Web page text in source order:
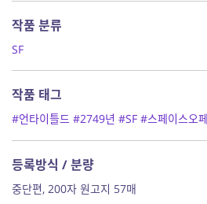
작품 분류
SF
작품 태그
#언타이틀드 #2749년 #SF #스페이스오
등록방식 / 분량
중단편, 200자 원고지 57매